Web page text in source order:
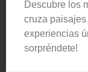
Descubre los
cruza
experiencias
sorpréndete!